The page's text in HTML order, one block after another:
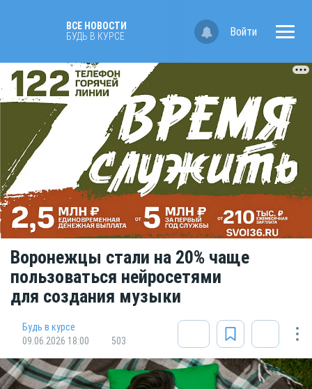
ВСЕ НОВОСТИ
БУДЬ В КУРСЕ
Войти
Воронежцы стали на 20% чаще
пользоваться нейросетями
для создания музыки
Будь в курсе
09.06.2026 18:00
503